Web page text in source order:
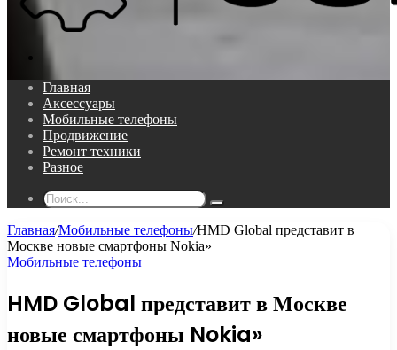
Поиск...
Главная
Аксессуары
Мобильные телефоны
Продвижение
Ремонт техники
Разное
Поиск...
Главная/Мобильные телефоны/HMD Global представит в
Москве новые смартфоны Nokia»
Мобильные телефоны
HMD Global представит в Москве
новые смартфоны Nokia»